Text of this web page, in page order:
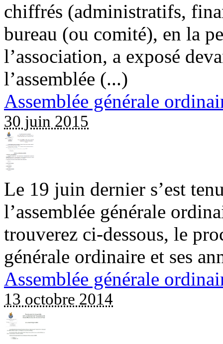
chiffrés (administratifs,
bureau (ou comité), en la
l’association, a exposé
l’assemblée (...)
Assemblée générale
30 juin 2015
Le 19 juin dernier s’est
l’assemblée générale
trouverez ci-dessous, le
générale ordinaire et ses
Assemblée générale
13 octobre 2014